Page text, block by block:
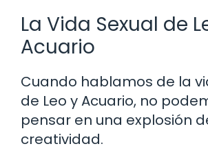
La Vida Sexual de
Acuario
Cuando hablamos de la
de Leo y Acuario, no
pensar en una explosión
creatividad.